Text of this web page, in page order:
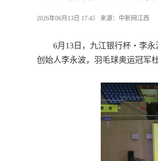
2026年06月13日 17:45 来源： 中新网江西
6月13日，九江银行杯・李永
创始人李永波，羽毛球奥运冠军